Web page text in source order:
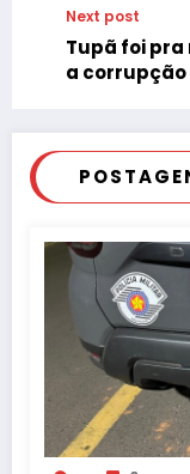
Next post
Tupã foi pra
a corrupção